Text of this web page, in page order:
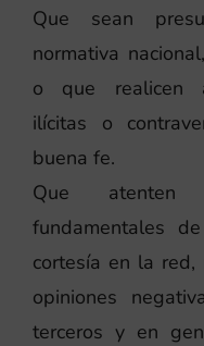
Que sean
normativa
o que realicen
ilícitas o
buena fe.
Que atenten
fundamentales
cortesía en la
opiniones
terceros y en